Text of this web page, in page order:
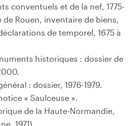
conventuels et de la nef, 1775-
de Rouen, inventaire de biens,
de temporel, 1675 à
historiques : dossier de
: dossier, 1976-1979.
« Saulceuse ».
de la Haute-Normandie,
1971).